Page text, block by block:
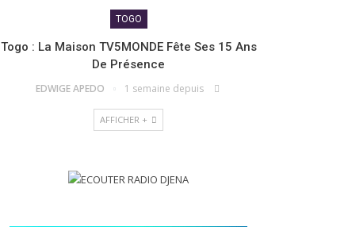
TOGO
Togo : La Maison TV5MONDE Fête Ses 15 Ans
De Présence
EDWIGE APEDO 1 semaine depuis
AFFICHER +